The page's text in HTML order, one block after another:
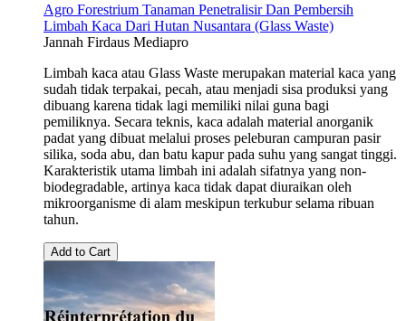
Agro Forestrium Tanaman Penetralisir Dan Pembersih
Limbah Kaca Dari Hutan Nusantara (Glass Waste)
Jannah Firdaus Mediapro
Limbah kaca atau Glass Waste merupakan material kaca yang
sudah tidak terpakai, pecah, atau menjadi sisa produksi yang
dibuang karena tidak lagi memiliki nilai guna bagi
pemiliknya. Secara teknis, kaca adalah material anorganik
padat yang dibuat melalui proses peleburan campuran pasir
silika, soda abu, dan batu kapur pada suhu yang sangat tinggi.
Karakteristik utama limbah ini adalah sifatnya yang non-
biodegradable, artinya kaca tidak dapat diuraikan oleh
mikroorganisme di alam meskipun terkubur selama ribuan
tahun.
Add to Cart